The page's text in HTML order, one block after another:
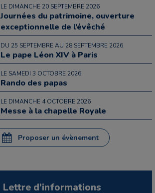
LE DIMANCHE 20 SEPTEMBRE 2026
Journées du patrimoine, ouverture
exceptionnelle de l’évêché
DU 25 SEPTEMBRE AU 28 SEPTEMBRE 2026
Le pape Léon XIV à Paris
LE SAMEDI 3 OCTOBRE 2026
Rando des papas
LE DIMANCHE 4 OCTOBRE 2026
Messe à la chapelle Royale
Proposer un évènement
Lettre d'informations